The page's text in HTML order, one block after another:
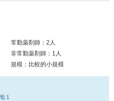
常勤薬剤師：2人
非常勤薬剤師：1人
規模：比較的小規模
１